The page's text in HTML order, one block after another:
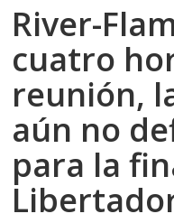
River-
cuatro
reunión,
aún no
para la